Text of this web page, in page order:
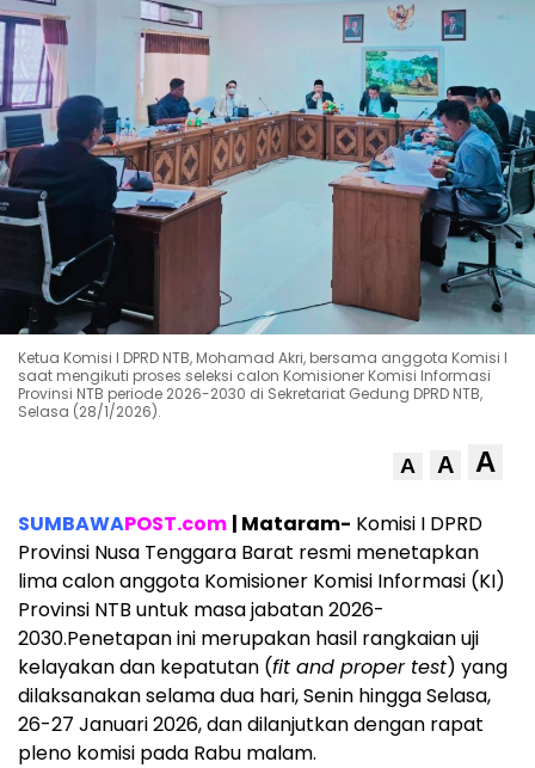
Ketua Komisi I DPRD NTB, Mohamad Akri, bersama anggota Komisi I
saat mengikuti proses seleksi calon Komisioner Komisi Informasi
Provinsi NTB periode 2026-2030 di Sekretariat Gedung DPRD NTB,
Selasa (28/1/2026).
A A A
SUMBAWAPOST.com | Mataram- Komisi I DPRD
Provinsi Nusa Tenggara Barat resmi menetapkan
lima calon anggota Komisioner Komisi Informasi (KI)
Provinsi NTB untuk masa jabatan 2026-
2030.Penetapan ini merupakan hasil rangkaian uji
kelayakan dan kepatutan (fit and proper test) yang
dilaksanakan selama dua hari, Senin hingga Selasa,
26-27 Januari 2026, dan dilanjutkan dengan rapat
pleno komisi pada Rabu malam.